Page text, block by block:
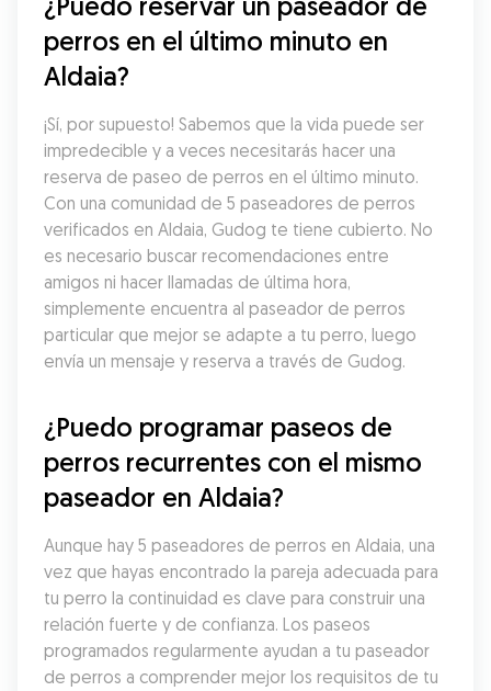
perros en el último minuto en
Aldaia?
¡Sí, por supuesto! Sabemos que la vida puede ser
impredecible y a veces necesitarás hacer una
reserva de paseo de perros en el último minuto.
Con una comunidad de 5 paseadores de perros
verificados en Aldaia, Gudog te tiene cubierto. No
es necesario buscar recomendaciones entre
amigos ni hacer llamadas de última hora,
simplemente encuentra al paseador de perros
particular que mejor se adapte a tu perro, luego
envía un mensaje y reserva a través de Gudog.
¿Puedo programar paseos de
perros recurrentes con el mismo
paseador en Aldaia?
Aunque hay 5 paseadores de perros en Aldaia, una
vez que hayas encontrado la pareja adecuada para
tu perro la continuidad es clave para construir una
relación fuerte y de confianza. Los paseos
programados regularmente ayudan a tu paseador
de perros a comprender mejor los requisitos de tu